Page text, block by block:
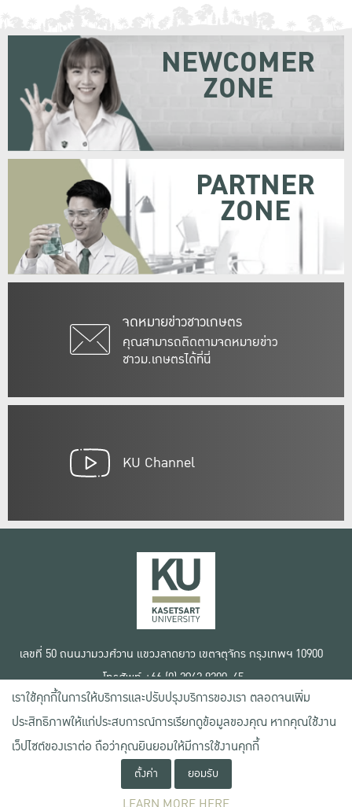
จดหมายข่าวชาวเกษตร
คุณสามารถติดตามจดหมายข่าว
ชาวม.เกษตรได้ที่นี่
NEWCOMER
ZONE
PARTNER
ZONE
KU Channel
เลขที่ 50 ถนนงามวงศ์วาน แขวงลาดยาว เขตจตุจักร กรุงเทพฯ 10900
โทรศัพท์ +66 (0) 2942 8200-45
สงวนลิขสิทธิ์ © 2020 มหาวิทยาลัยเกษตรศาสตร์
เงื่อนไขการใช้งานเว็บไซต์
ข้อตกลงด้านสิทธิ์ใช้งาน
นโยบายความเป็นส่วนตัว
เราใช้คุกกี้ในการให้บริการและปรับปรุงบริการของเรา ตลอดจนเพิ่ม
ประสิทธิภาพให้แก่ประสบการณ์การเรียกดูข้อมูลของคุณ หากคุณใช้งาน
เว็ปไซต์ของเราต่อ ถือว่าคุณยินยอมให้มีการใช้งานคุกกี้
ตั้งค่า ยอมรับ